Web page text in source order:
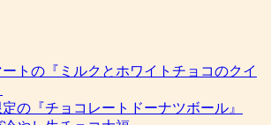
トの『ミルクとホワイトチョコのクイ
の『チョコレートドーナツボール』